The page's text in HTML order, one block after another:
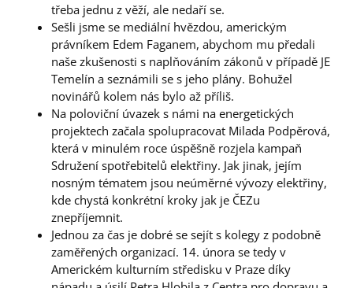
třeba jednu z věží, ale nedaří se.
Sešli jsme se mediální hvězdou, americkým
právníkem Edem Faganem, abychom mu předali
naše zkušenosti s naplňováním zákonů v případě JE
Temelín a seznámili se s jeho plány. Bohužel
novinářů kolem nás bylo až příliš.
Na poloviční úvazek s námi na energetických
projektech začala spolupracovat Milada Podpěrová,
která v minulém roce úspěšně rozjela kampaň
Sdružení spotřebitelů elektřiny. Jak jinak, jejím
nosným tématem jsou neúměrné vývozy elektřiny,
kde chystá konkrétní kroky jak je ČEZu
znepříjemnit.
Jednou za čas je dobré se sejít s kolegy z podobně
zaměřených organizací. 14. února se tedy v
Americkém kulturním středisku v Praze díky